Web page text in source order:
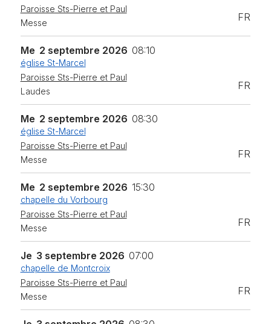
Paroisse Sts-Pierre et Paul
Messe
FR
Me 2 septembre 2026 08:10
église St-Marcel
Paroisse Sts-Pierre et Paul
Laudes
FR
Me 2 septembre 2026 08:30
église St-Marcel
Paroisse Sts-Pierre et Paul
Messe
FR
Me 2 septembre 2026 15:30
chapelle du Vorbourg
Paroisse Sts-Pierre et Paul
Messe
FR
Je 3 septembre 2026 07:00
chapelle de Montcroix
Paroisse Sts-Pierre et Paul
Messe
FR